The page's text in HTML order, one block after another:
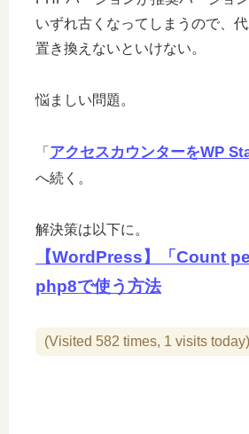
いずれ古くなってしまうので、
置き換えないといけない。
悩ましい問題。
「 アクセスカウンターをWP
へ続く。
解決策は以下に。
【WordPress】「Count
php8で使う方法
(Visited 582 times, 1 visits today)